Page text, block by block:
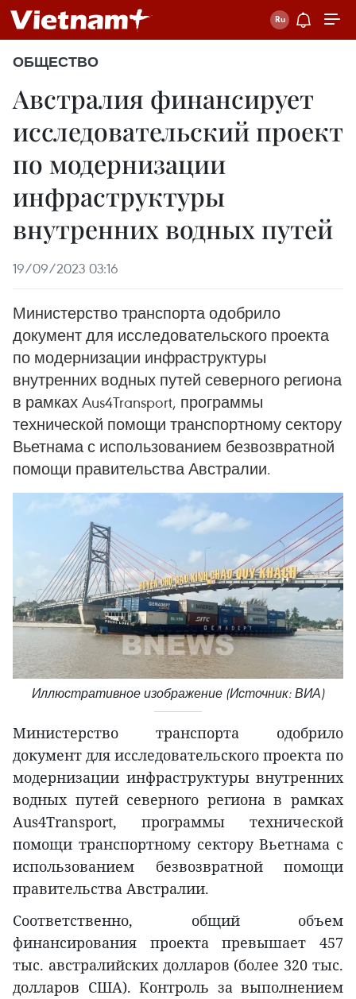
ОБЩЕСТВО
Австралия финансирует
исследовательский проект
по модернизации
инфраструктуры
внутренних водных путей
19/09/2023 03:16
Министерство транспорта одобрило
документ для исследовательского проекта
по модернизации инфраструктуры
внутренних водных путей северного региона
в рамках Aus4Transport, программы
технической помощи транспортному сектору
Вьетнама с использованием безвозвратной
помощи правительства Австралии.
Иллюстративное изображение (Источник: ВИА)
Министерство транспорта одобрило
документ для исследовательского проекта по
модернизации инфраструктуры внутренних
водных путей северного региона в рамках
Aus4Transport, программы технической
помощи транспортному сектору Вьетнама с
использованием безвозвратной помощи
правительства Австралии.
Соответственно, общий объем
финансирования проекта превышает 457
тыс. австралийских долларов (более 320 тыс.
долларов США). Контроль за выполнением